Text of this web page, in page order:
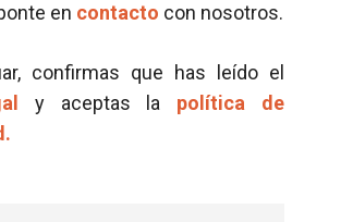
en contacto con nosotros.
confirmas que has leído el
y aceptas la política de